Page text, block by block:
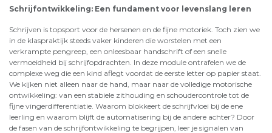
Schrijfontwikkeling: Een fundament voor levenslang leren
Schrijven is topsport voor de hersenen en de fijne motoriek. Toch zien we
in de klaspraktijk steeds vaker kinderen die worstelen met een
verkrampte pengreep, een onleesbaar handschrift of een snelle
vermoeidheid bij schrijfopdrachten. In deze module ontrafelen we de
complexe weg die een kind aflegt voordat de eerste letter op papier staat.
We kijken niet alleen naar de hand, maar naar de volledige motorische
ontwikkeling: van een stabiele zithouding en schoudercontrole tot de
fijne vingerdifferentiatie. Waarom blokkeert de schrijfvloei bij de ene
leerling en waarom blijft de automatisering bij de andere achter? Door
de fasen van de schrijfontwikkeling te begrijpen, leer je signalen van